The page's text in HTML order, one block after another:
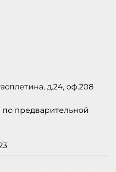
д.24, оф.208
предварительной